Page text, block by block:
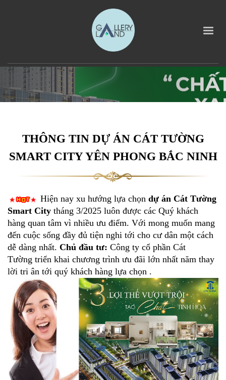
THÔNG TIN DỰ ÁN CÁT TƯỜNG
SMART CITY YÊN PHONG BẮC NINH
Hiện nay xu hướng lựa chọn dự án Cát Tường
Smart City tháng 3/2025 luôn được các Quý khách
hàng quan tâm vì nhiều ưu điểm. Với mong muốn mang
đến cuộc sống đầy đủ tiện nghi tới cho cư dân một cách
dễ dàng nhất. Chủ đầu tư: Công ty cổ phần Cát
Tường triển khai chương trình ưu đãi lớn nhất năm thay
lời tri ân tới quý khách hàng lựa chọn .